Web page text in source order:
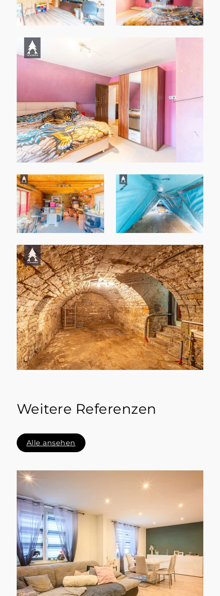
Weitere Referenzen
Alle ansehen